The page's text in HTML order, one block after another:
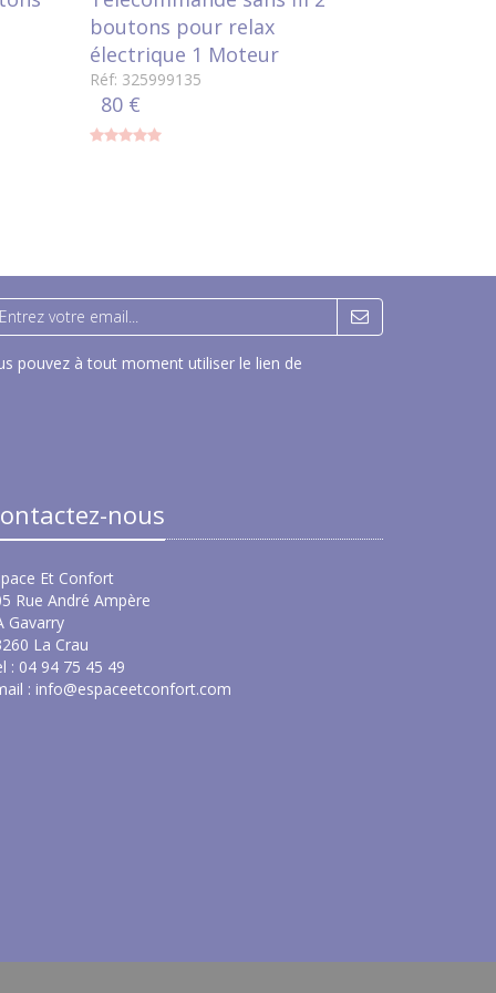
boutons pour relax
électrique 1 Moteur
Réf: 325999135
80 €
pouvez à tout moment utiliser le lien de
nous
Et Confort
Rue André Ampère
Gavarry
La Crau
: 04 94 75 45 49
: info@espaceetconfort.com